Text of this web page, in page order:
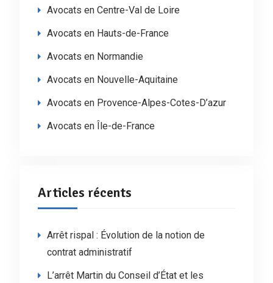
Avocats en Centre-Val de Loire
Avocats en Hauts-de-France
Avocats en Normandie
Avocats en Nouvelle-Aquitaine
Avocats en Provence-Alpes-Cotes-D’azur
Avocats en Île-de-France
Articles récents
Arrêt rispal : Évolution de la notion de
contrat administratif
L’arrêt Martin du Conseil d’État et les